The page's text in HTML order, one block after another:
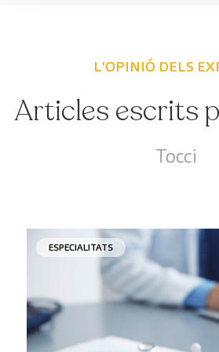
L'OPINIÓ DELS
Articles escrits
Tocci
ESPECIALITATS